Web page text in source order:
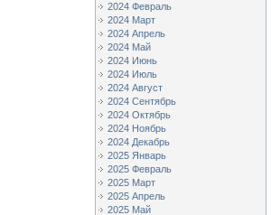
2024 Февраль
2024 Март
2024 Апрель
2024 Май
2024 Июнь
2024 Июль
2024 Август
2024 Сентябрь
2024 Октябрь
2024 Ноябрь
2024 Декабрь
2025 Январь
2025 Февраль
2025 Март
2025 Апрель
2025 Май